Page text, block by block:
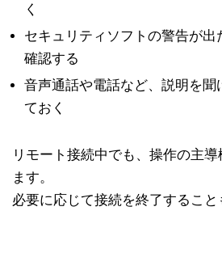
く
セキュリティソフトの警告が出
確認する
音声通話や電話など、説明を聞
ておく
リモート接続中でも、操作の主
ます。
必要に応じて接続を終了すること